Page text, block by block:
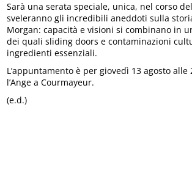
Sarà una serata speciale, unica, nel corso
sveleranno gli incredibili aneddoti sulla
Morgan: capacità e visioni si combinano in
dei quali sliding doors e contaminazioni
ingredienti essenziali.
L’appuntamento è per giovedì 13 agosto alle
l’Ange a Courmayeur.
(e.d.)